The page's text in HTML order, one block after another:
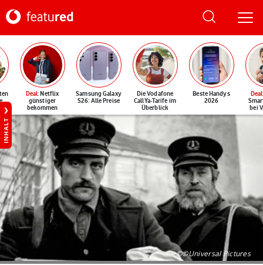
Deal: Netflix
günstiger
bekommen
Samsung Galaxy
S26: Alle Preise
Die Vodafone
CallYa-Tarife im
Überblick
Beste Handys
2026
Deal
bei
INHALT
©©Universal Pictures